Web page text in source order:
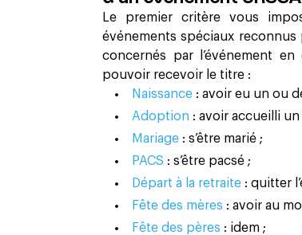
Le premier critère vous
événements spéciaux reconnus
concernés par l’événement
pouvoir recevoir le titre :
Naissance : avoir eu un ou
Adoption : avoir accueilli
Mariage : s’être marié ;
PACS : s’être pacsé ;
Départ à la retraite : quitter
Fête des mères : avoir au
Fête des pères : idem ;